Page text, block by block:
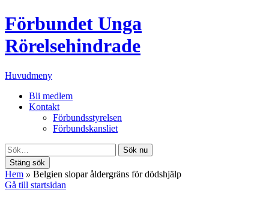
Förbundet Unga
Rörelsehindrade
Huvudmeny
Bli medlem
Kontakt
Förbundsstyrelsen
Förbundskansliet
Sök nu
Stäng sök
Hem » Belgien slopar åldergräns för dödshjälp
Gå till startsidan